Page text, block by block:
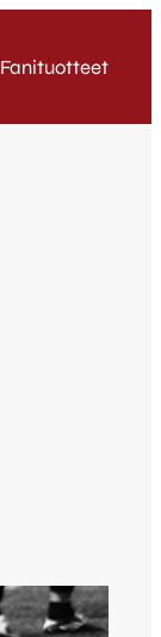
Fanituotteet